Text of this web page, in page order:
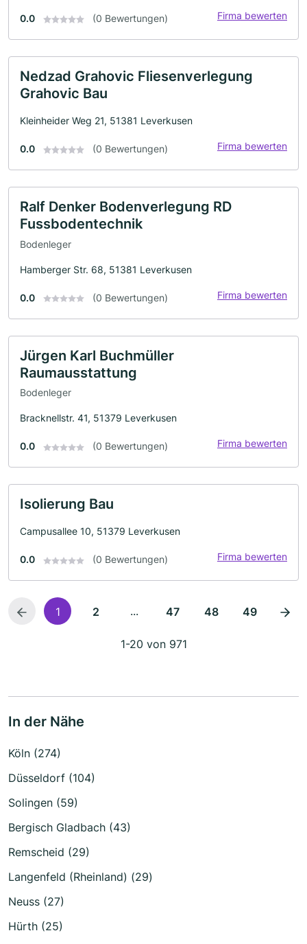
0.0 (0 Bewertungen) Firma bewerten
Nedzad Grahovic Fliesenverlegung
Grahovic Bau
Kleinheider Weg 21, 51381 Leverkusen
0.0 (0 Bewertungen) Firma bewerten
Ralf Denker Bodenverlegung RD
Fussbodentechnik
Bodenleger
Hamberger Str. 68, 51381 Leverkusen
0.0 (0 Bewertungen) Firma bewerten
Jürgen Karl Buchmüller
Raumausstattung
Bodenleger
Bracknellstr. 41, 51379 Leverkusen
0.0 (0 Bewertungen) Firma bewerten
Isolierung Bau
Campusallee 10, 51379 Leverkusen
0.0 (0 Bewertungen) Firma bewerten
1 2 ... 47 48 49
1-20 von 971
In der Nähe
Köln (274)
Düsseldorf (104)
Solingen (59)
Bergisch Gladbach (43)
Remscheid (29)
Langenfeld (Rheinland) (29)
Neuss (27)
Hürth (25)